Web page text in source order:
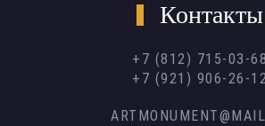
Контакты
+7 (812) 715-03-68
+7 (921) 906-26-12